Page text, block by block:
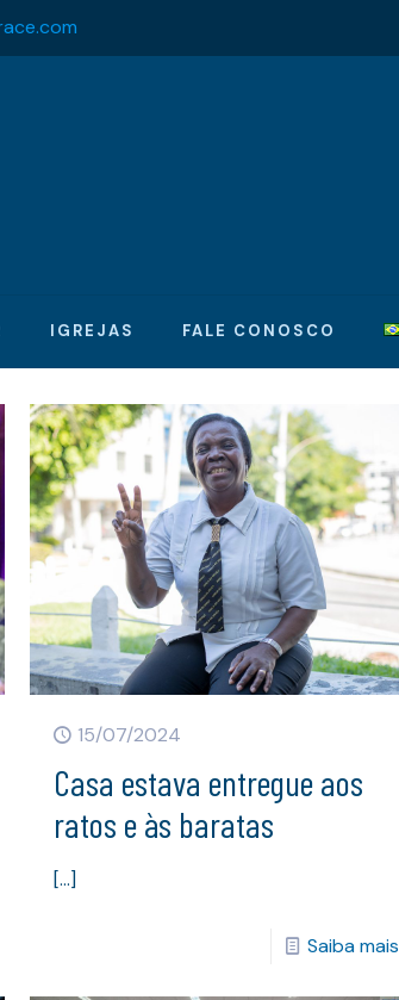
IGREJAS FALE CONOSCO
15/07/2024
Casa estava entregue aos
ratos e às baratas
[…]
Saiba mais